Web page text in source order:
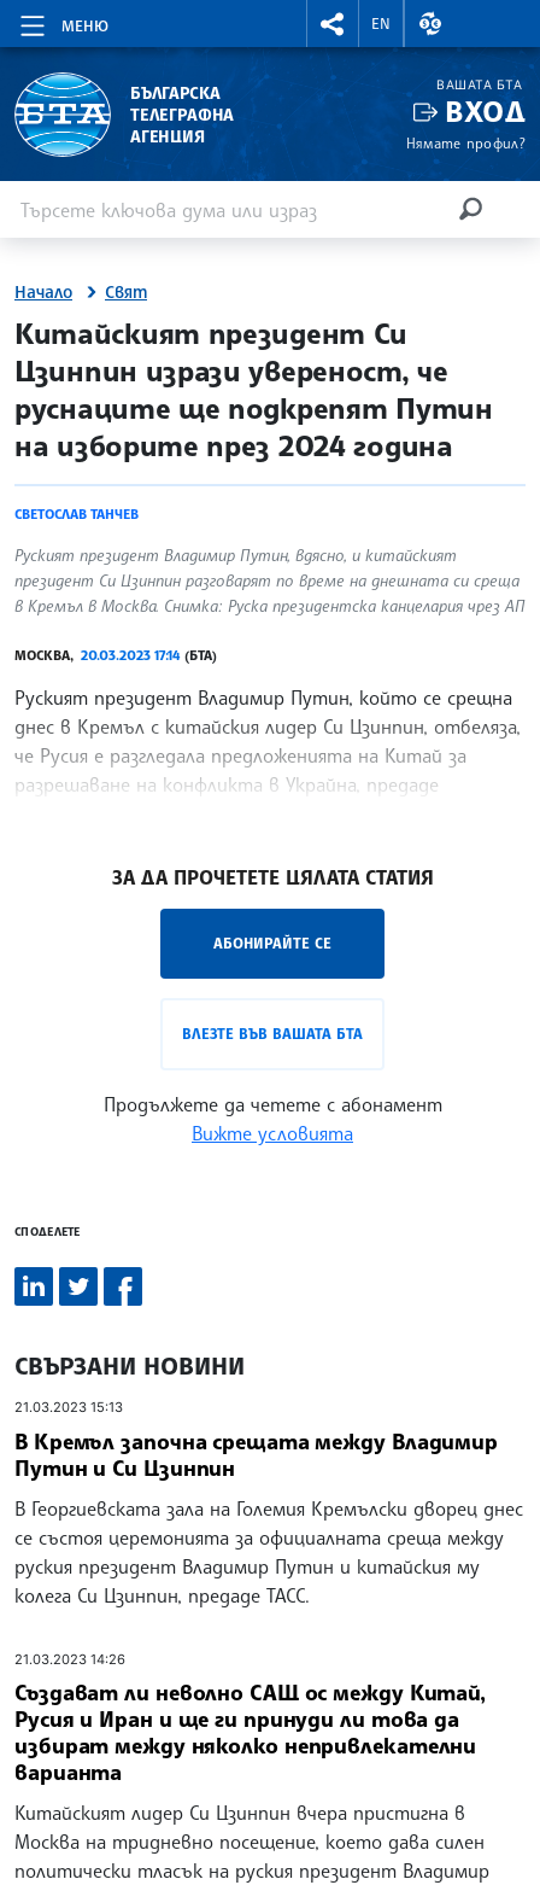
МЕНЮ
RIGHTMENU.SOCIAL
EN
ВАЛУТНИ
БЪЛГАРСКА
ТЕЛЕГРАФНА
АГЕНЦИЯ
ВАШАТА БТА
ВХОД
Нямате профил?
Начало Свят
site.bta
Китайският президент Си
Цзинпин изрази увереност, че
руснаците ще подкрепят Путин
на изборите през 2024 година
СВЕТОСЛАВ ТАНЧЕВ
Руският президент Владимир Путин, вдясно, и китайският
президент Си Цзинпин разговарят по време на днешната си среща
в Кремъл в Москва. Снимка: Руска президентска канцелария чрез АП
МОСКВА, 20.03.2023 17:14 (БТА)
Руският президент Владимир Путин, който се срещна
днес в Кремъл с китайския лидер Си Цзинпин, отбеляза,
че Русия е разгледала предложенията на Китай за
разрешаване на конфликта в Украйна, предаде
ЗА ДА ПРОЧЕТЕТЕ ЦЯЛАТА СТАТИЯ
АБОНИРАЙТЕ СЕ
ВЛЕЗТЕ ВЪВ ВАШАТА БТА
Продължете да четете с абонамент
Вижте условията
СПОДЕЛЕТЕ
СВЪРЗАНИ НОВИНИ
21.03.2023 15:13
В Кремъл започна срещата между Владимир
Путин и Си Цзинпин
В Георгиевската зала на Големия Кремълски дворец днес
се състоя церемонията за официалната среща между
руския президент Владимир Путин и китайския му
колега Си Цзинпин, предаде ТАСС.
21.03.2023 14:26
Създават ли неволно САЩ ос между Китай,
Русия и Иран и ще ги принуди ли това да
избират между няколко непривлекателни
варианта
Китайският лидер Си Цзинпин вчера пристигна в
Москва на тридневно посещение, което дава силен
политически тласък на руския президент Владимир